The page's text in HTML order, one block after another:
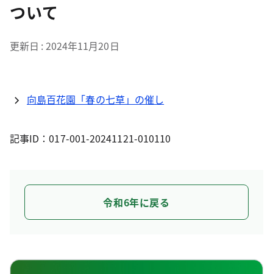
ついて
更新日 2024年11月20日
向島百花園「春の七草」の催し
記事ID：017-001-20241121-010110
令和6年に戻る